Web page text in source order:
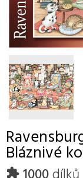
Bláznivé
1000dílků